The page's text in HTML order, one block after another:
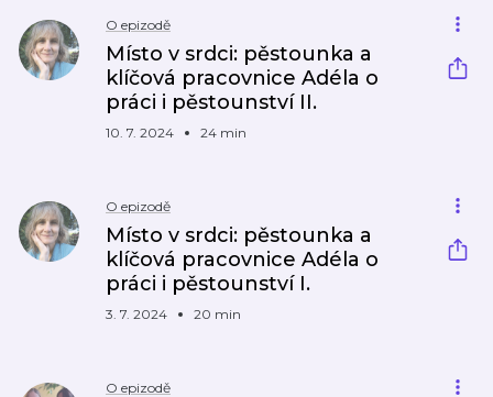
O epizodě
Místo v srdci: pěstounka a
klíčová pracovnice Adéla o
práci i pěstounství II.
10. 7. 2024 24 min
O epizodě
Místo v srdci: pěstounka a
klíčová pracovnice Adéla o
práci i pěstounství I.
3. 7. 2024 20 min
O epizodě